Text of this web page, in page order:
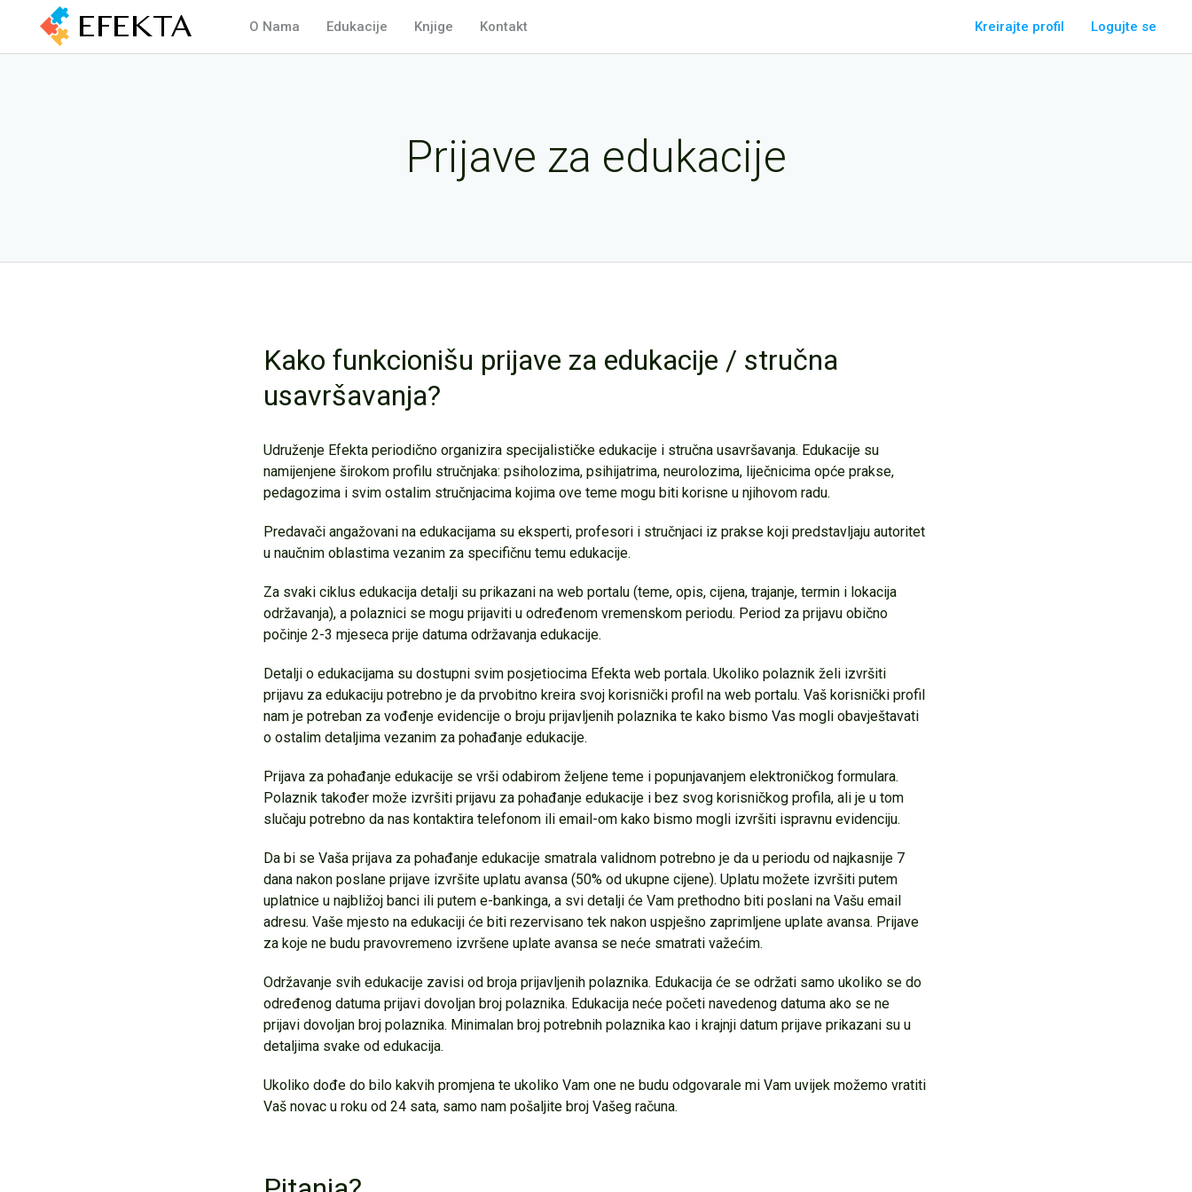
O Nama Edukacije Knjige Kontakt Kreirajte profil Logujte se
Prijave za edukacije
Kako funkcionišu prijave za edukacije / stručna
usavršavanja?
Udruženje Efekta periodično organizira specijalističke edukacije i stručna usavršavanja. Edukacije su
namijenjene širokom profilu stručnjaka: psiholozima, psihijatrima, neurolozima, liječnicima opće prakse,
pedagozima i svim ostalim stručnjacima kojima ove teme mogu biti korisne u njihovom radu.
Predavači angažovani na edukacijama su eksperti, profesori i stručnjaci iz prakse koji predstavljaju autoritet
u naučnim oblastima vezanim za specifičnu temu edukacije.
Za svaki ciklus edukacija detalji su prikazani na web portalu (teme, opis, cijena, trajanje, termin i lokacija
održavanja), a polaznici se mogu prijaviti u određenom vremenskom periodu. Period za prijavu obično
počinje 2-3 mjeseca prije datuma održavanja edukacije.
Detalji o edukacijama su dostupni svim posjetiocima Efekta web portala. Ukoliko polaznik želi izvršiti
prijavu za edukaciju potrebno je da prvobitno kreira svoj korisnički profil na web portalu. Vaš korisnički profil
nam je potreban za vođenje evidencije o broju prijavljenih polaznika te kako bismo Vas mogli obavještavati
o ostalim detaljima vezanim za pohađanje edukacije.
Prijava za pohađanje edukacije se vrši odabirom željene teme i popunjavanjem elektroničkog formulara.
Polaznik također može izvršiti prijavu za pohađanje edukacije i bez svog korisničkog profila, ali je u tom
slučaju potrebno da nas kontaktira telefonom ili email-om kako bismo mogli izvršiti ispravnu evidenciju.
Da bi se Vaša prijava za pohađanje edukacije smatrala validnom potrebno je da u periodu od najkasnije 7
dana nakon poslane prijave izvršite uplatu avansa (50% od ukupne cijene). Uplatu možete izvršiti putem
uplatnice u najbližoj banci ili putem e-bankinga, a svi detalji će Vam prethodno biti poslani na Vašu email
adresu. Vaše mjesto na edukaciji će biti rezervisano tek nakon uspješno zaprimljene uplate avansa. Prijave
za koje ne budu pravovremeno izvršene uplate avansa se neće smatrati važećim.
Održavanje svih edukacije zavisi od broja prijavljenih polaznika. Edukacija će se održati samo ukoliko se do
određenog datuma prijavi dovoljan broj polaznika. Edukacija neće početi navedenog datuma ako se ne
prijavi dovoljan broj polaznika. Minimalan broj potrebnih polaznika kao i krajnji datum prijave prikazani su u
detaljima svake od edukacija.
Ukoliko dođe do bilo kakvih promjena te ukoliko Vam one ne budu odgovarale mi Vam uvijek možemo vratiti
Vaš novac u roku od 24 sata, samo nam pošaljite broj Vašeg računa.